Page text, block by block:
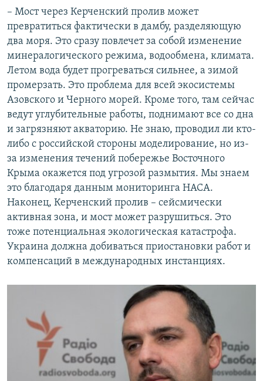
– Мост через Керченский пролив может
превратиться фактически в дамбу, разделяющую
два моря. Это сразу повлечет за собой изменение
минералогического режима, водообмена, климата.
Летом вода будет прогреваться сильнее, а зимой
промерзать. Это проблема для всей экосистемы
Азовского и Черного морей. Кроме того, там сейчас
ведут углубительные работы, поднимают все со дна
и загрязняют акваторию. Не знаю, проводил ли кто-
либо с российской стороны моделирование, но из-
за изменения течений побережье Восточного
Крыма окажется под угрозой размытия. Мы знаем
это благодаря данным мониторинга НАСА.
Наконец, Керченский пролив – сейсмически
активная зона, и мост может разрушиться. Это
тоже потенциальная экологическая катастрофа.
Украина должна добиваться приостановки работ и
компенсаций в международных инстанциях.